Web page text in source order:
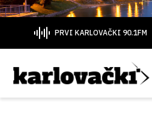
PRVI KARLOVAČKI 90.1FM